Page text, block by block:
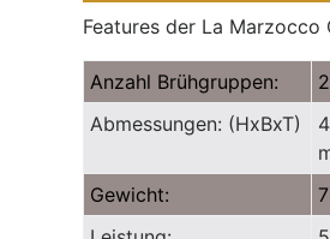
Features der La Marzocco
Anzahl Brühgruppen:
Abmessungen: (HxBxT)
Gewicht: